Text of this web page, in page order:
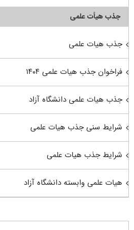
جذب هیأت علمی
جذب هیات علمی
فراخوان جذب هیات علمی ۱۴۰۴
جذب هیات علمی دانشگاه آزاد
شرایط سنی جذب هیات علمی
شرایط جذب هیات علمی
هیات علمی وابسته دانشگاه آزاد